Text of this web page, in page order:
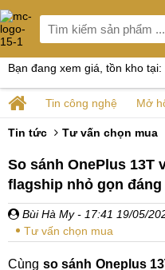
Bạn đang xem giá, tồn kho tại:
Tin công nghệ Mở
Tin tức Tư vấn chọn mua
So sánh OnePlus 13T
flagship nhỏ gọn đáng
Bùi Hà My - 17:41 19/05/
Tư vấn chọn mua
Cùng so sánh Oneplus